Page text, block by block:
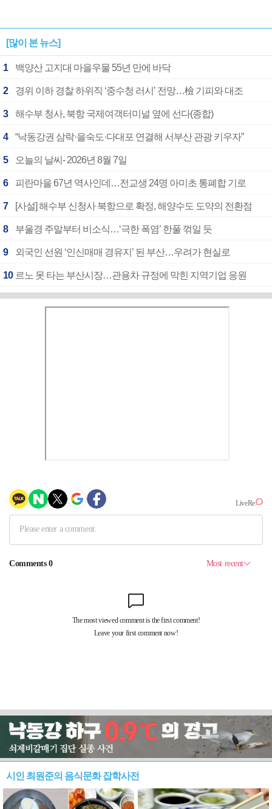
[많이 본 뉴스]
1 백양산 고지대 마을우물 55년 만에 바닥
2 경위 이하 경찰 하위직 ‘중수청 러시’ 전망…檢 기피와 대조
3 해수부 청사, 북항 국제여객터미널 옆에 선다(종합)
4 “낙동강권 삼락·을숙도·다대포 연결해 서부산 관광 키우자”
5 오늘의 날씨- 2026년 8월 7일
6 피란마을 67년 역사인데…전교생 24명 아미초 통폐합 기로
7 [사설] 해수부 신청사 북항으로 확정, 해양수도 도약의 전환점
8 부울경 주말부터 비소식…‘극한 폭염’ 한풀 꺾일 듯
9 외국인 선원 ‘인신매매 경유지’ 된 부산…우려가 현실로
10 르노 못 타는 부산시장…관용차 규정에 막힌 지역기업 응원
시인 최원준의 음식문화 잡학사전